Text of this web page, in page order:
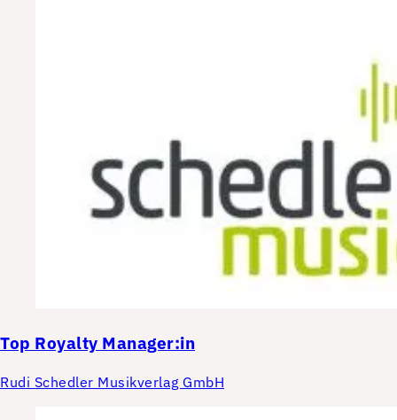
Top Royalty Manager:in
Rudi Schedler Musikverlag GmbH